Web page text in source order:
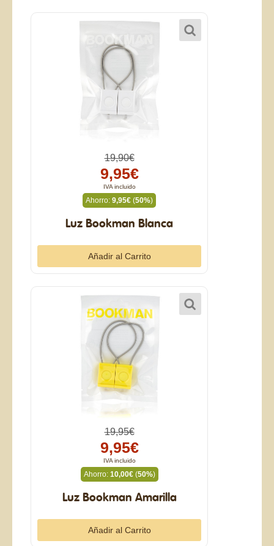
19,90€
9,95€
IVA incluido
Ahorro: 9,95€ (50%)
Luz Bookman Blanca
19,95€
9,95€
IVA incluido
Ahorro: 10,00€(50%)
Luz Bookman Amarilla